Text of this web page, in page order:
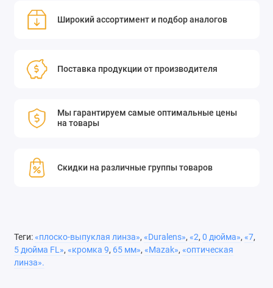
фокусное расстояние: 7,5 дюйма;
кромка: 9,65 мм;
Эта линза из ZnSe имеет толщину края 9,65 мм для
OEM-совместимости с Mazak®. Низкий коэффициент
поглощения селенида цинка делает его идеальным
Широкий ассортимент и подбор аналогов
Поставка продукции от производителя
Мы гарантируем самые оптимальные цены
на товары
Скидки на различные группы товаров
Теги:«плоско-выпуклая линза», «Duralens», «2, 0 дюйма», «7,
5 дюйма FL», «кромка 9, 65 мм», «Mazak», «оптическая
линза».